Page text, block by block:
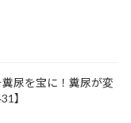
糞尿を宝に！糞尿が変
】